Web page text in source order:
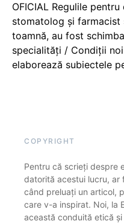
OFICIAL Regulile
stomatolog și
toamnă, au fost
specialități / Condiții
elaborează subiectele
COPYRIGHT
Pentru că scrieți despre
datorită acestui lucru, ar
când preluați un articol,
care v-a inspirat. Noi, la
această conduită etică